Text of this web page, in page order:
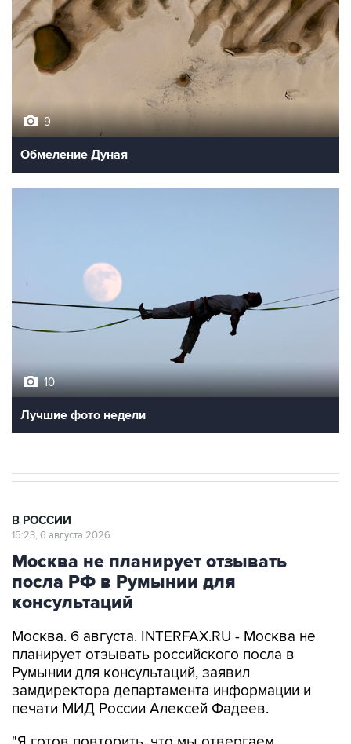
9
Обмеление Дуная
10
Лучшие фото недели
В РОССИИ
15:23, 6 августа 2026
Москва не планирует отзывать
посла РФ в Румынии для
консультаций
Москва. 6 августа. INTERFAX.RU - Москва не
планирует отзывать российского посла в
Румынии для консультаций, заявил
замдиректора департамента информации и
печати МИД России Алексей Фадеев.